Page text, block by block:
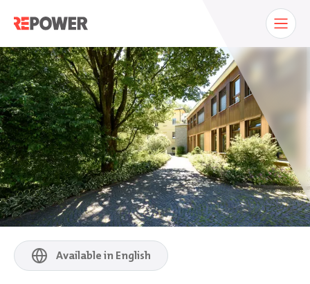
Available in English